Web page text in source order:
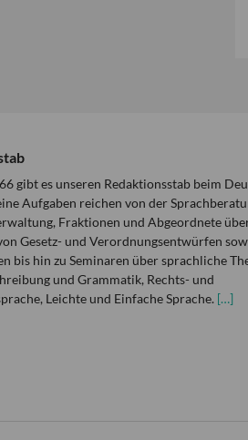
gibt es unseren Redaktionsstab beim
Aufgaben reichen von der
Fraktionen und Abgeordnete
Gesetz- und Verordnungsentwürfen
bis hin zu Seminaren über sprachliche
und Grammatik, Rechts- und
Leichte und Einfache Sprache. […]